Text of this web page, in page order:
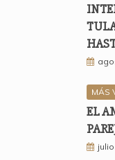
MÁS
EL